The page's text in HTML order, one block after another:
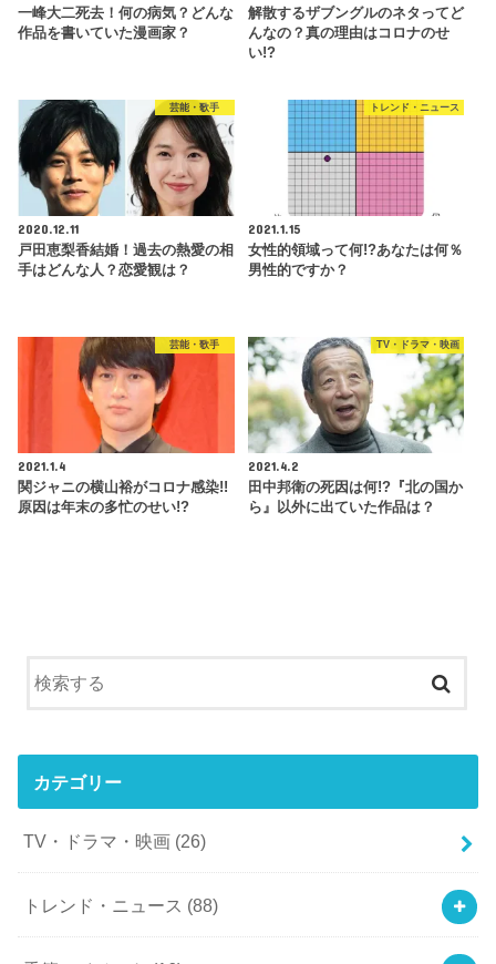
一峰大二死去！何の病気？どんな
作品を書いていた漫画家？
解散するザブングルのネタってど
んなの？真の理由はコロナのせ
い!?
芸能・歌手
2020.12.11
戸田恵梨香結婚！過去の熱愛の相
手はどんな人？恋愛観は？
トレンド・ニュース
2021.1.15
女性的領域って何!?あなたは何％
男性的ですか？
芸能・歌手
2021.1.4
関ジャニの横山裕がコロナ感染!!
原因は年末の多忙のせい!?
TV・ドラマ・映画
2021.4.2
田中邦衛の死因は何!?『北の国か
ら』以外に出ていた作品は？
カテゴリー
TV・ドラマ・映画 (26)
トレンド・ニュース (88)